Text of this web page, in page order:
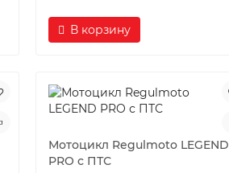
В корзину
Мотоцикл Regulmoto LEGEND
PRO с ПТС